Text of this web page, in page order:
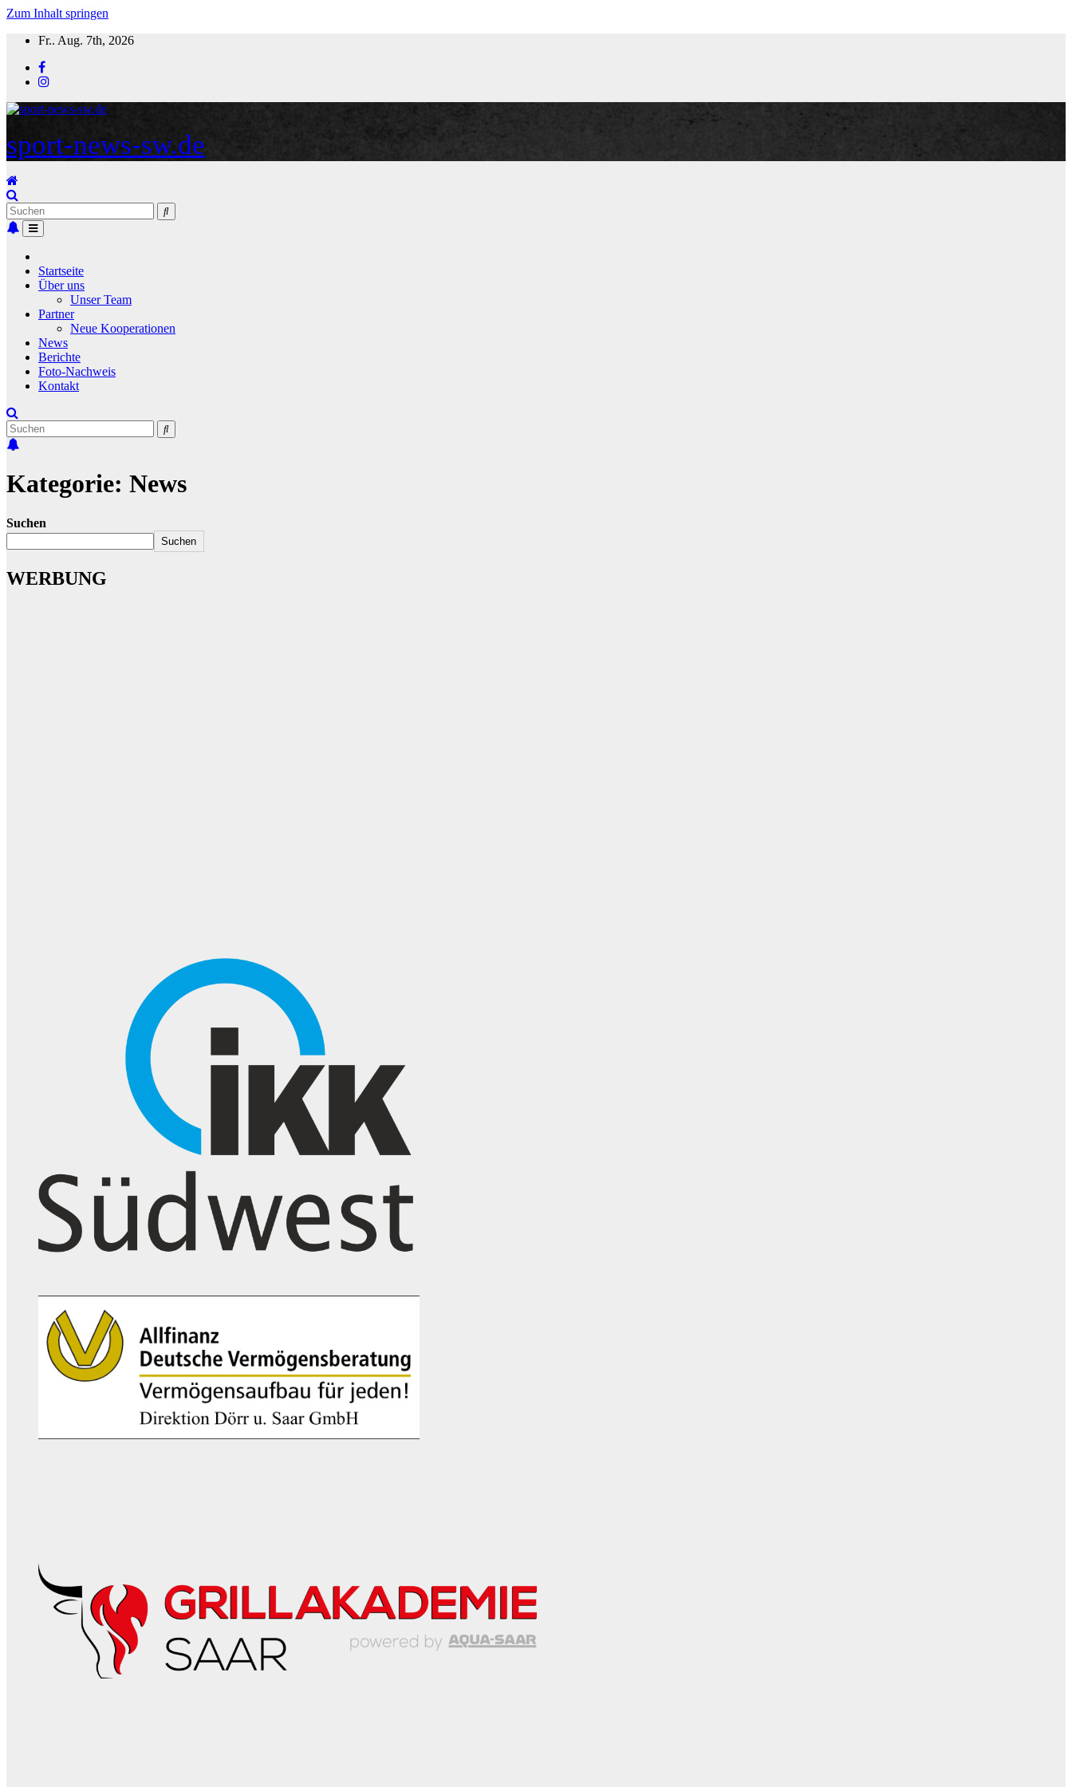
Zum Inhalt springen
Fr.. Aug. 7th, 2026
sport-news-sw.de
Startseite
Über uns
Unser Team
Partner
Neue Kooperationen
News
Berichte
Foto-Nachweis
Kontakt
Kategorie: News
Suchen
Suchen
WERBUNG